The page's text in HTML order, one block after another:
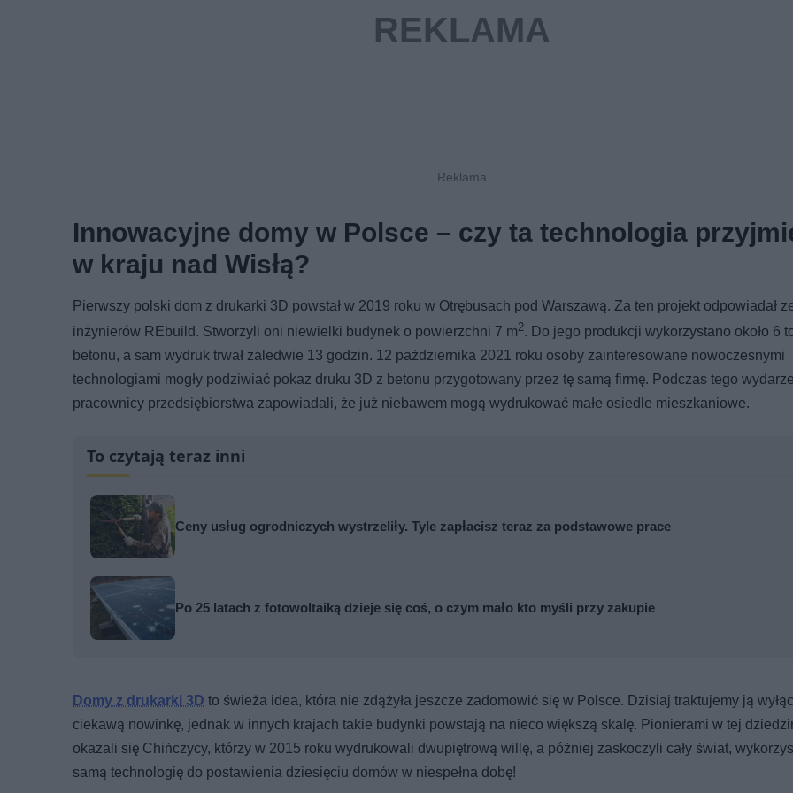
Innowacyjne domy w Polsce – czy ta technologia
w kraju nad Wisłą?
Pierwszy polski dom z drukarki 3D powstał w 2019 roku w Otrębusach pod Warszawą. Za ten projekt odpowiadał
inżynierów REbuild. Stworzyli oni niewielki budynek o powierzchni 7 m2. Do jego produkcji wykorzystano około 6
betonu, a sam wydruk trwał zaledwie 13 godzin. 12 października 2021 roku osoby zainteresowane nowoczesnymi
technologiami mogły podziwiać pokaz druku 3D z betonu przygotowany przez tę samą firmę. Podczas tego
pracownicy przedsiębiorstwa zapowiadali, że już niebawem mogą wydrukować małe osiedle mieszkaniowe.
To czytają teraz inni
Ceny usług ogrodniczych wystrzeliły. Tyle zapłacisz teraz za podstawowe prace
Po 25 latach z fotowoltaiką dzieje się coś, o czym mało kto myśli przy zakupie
Domy z drukarki 3D to świeża idea, która nie zdążyła jeszcze zadomowić się w Polsce. Dzisiaj traktujemy ją
ciekawą nowinkę, jednak w innych krajach takie budynki powstają na nieco większą skalę. Pionierami w tej
okazali się Chińczycy, którzy w 2015 roku wydrukowali dwupiętrową willę, a później zaskoczyli cały świat,
samą technologię do postawienia dziesięciu domów w niespełna dobę!